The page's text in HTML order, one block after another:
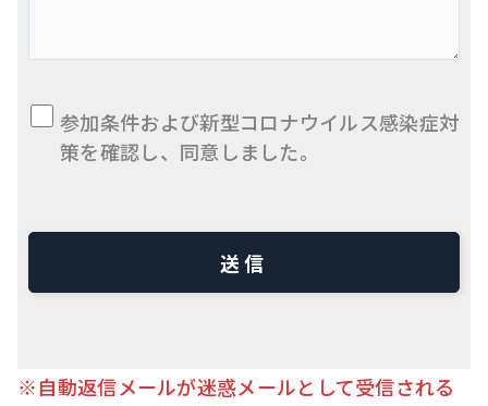
参加条件および新型コロナウイルス感染症対
策を確認し、同意しました。
※自動返信メールが迷惑メールとして受信される